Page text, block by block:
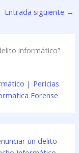
Entrada siguiente →
informático”
| Pericias
Forense
un delito